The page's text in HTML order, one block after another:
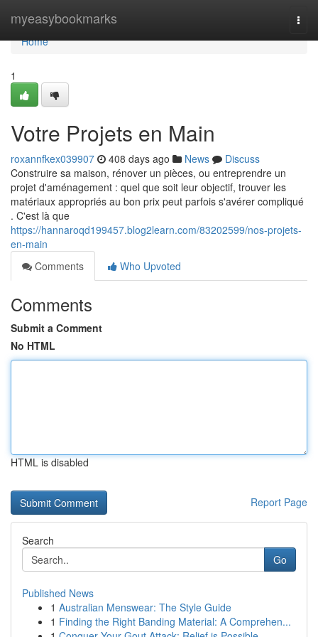
myeasybookmarks
Home
Home
1
Votre Projets en Main
roxannfkex039907 408 days ago News
Discuss
Construire sa maison, rénover un pièces, ou entreprendre un
projet d'aménagement : quel que soit leur objectif, trouver les
matériaux appropriés au bon prix peut parfois s'avérer compliqué
. C'est là que
https://hannaroqd199457.blog2learn.com/83202599/nos-projets-
en-main
Comments
Who Upvoted
Comments
Submit a Comment
No HTML
HTML is disabled
Report Page
Search
Go
Published News
1 Australian Menswear: The Style Guide
1 Finding the Right Banding Material: A Comprehen...